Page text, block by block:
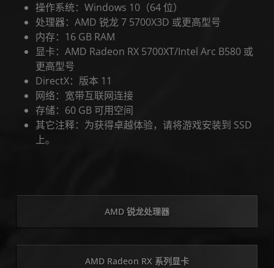
操作系统：Windows 10（64 位）
处理器：AMD 锐龙 7 5700X3D 或更高型号
内存：16 GB RAM
显卡：AMD Radeon RX 5700XT/Intel Arc B580 或
更高型号
DirectX：版本 11
网络：宽带互联网连接
存储：60 GB 可用空间
其它注释：为获得卓越体验，请将游戏安装到 SSD
上。
AMD 锐龙处理器
AMD Radeon RX 系列显卡